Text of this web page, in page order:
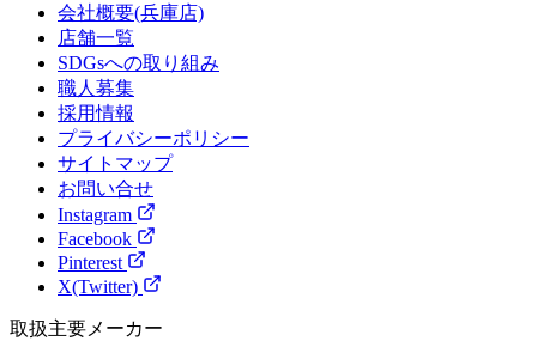
会社概要(兵庫店)
店舗一覧
SDGsへの取り組み
職人募集
採用情報
プライバシーポリシー
サイトマップ
お問い合せ
Instagram
Facebook
Pinterest
X(Twitter)
取扱主要メーカー